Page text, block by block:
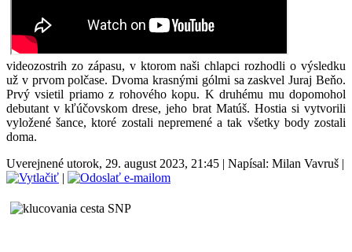
videozostrih zo zápasu, v ktorom naši chlapci rozhodli o výsledku
už v prvom polčase. Dvoma krasnými gólmi sa zaskvel Juraj Beňo.
Prvý vsietil priamo z rohového kopu. K druhému mu dopomohol
debutant v kľúčovskom drese, jeho brat Matúš. Hostia si vytvorili
vyložené šance, ktoré zostali nepremené a tak všetky body zostali
doma.
Uverejnené utorok, 29. august 2023, 21:45 | Napísal: Milan Vavruš |
|